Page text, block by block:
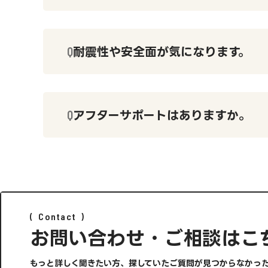
耐震性や安全面が気になります。
アフターサポートはありますか。
Contact
お問い合わせ・ご相談はこ
もっと詳しく聞きたい方、探していたご質問が見つからなかっ